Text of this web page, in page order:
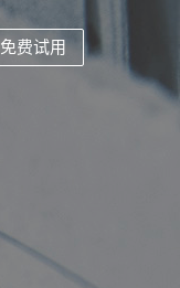
免费试用